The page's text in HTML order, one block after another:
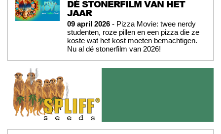
DÉ STONERFILM VAN HET
JAAR
09 april 2026 - Pizza Movie: twee nerdy
studenten, roze pillen en een pizza die ze
koste wat het kost moeten bemachtigen.
Nu al dé stonerfilm van 2026!